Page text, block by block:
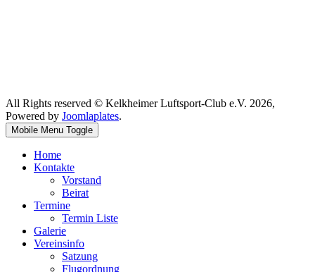
All Rights reserved © Kelkheimer Luftsport-Club e.V. 2026,
Powered by Joomlaplates.
Mobile Menu Toggle
Home
Kontakte
Vorstand
Beirat
Termine
Termin Liste
Galerie
Vereinsinfo
Satzung
Flugordnung